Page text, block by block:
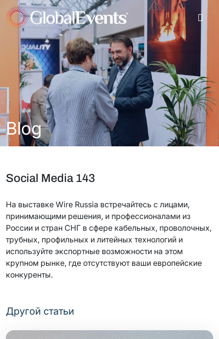
Blog
Social Media 143
На выставке Wire Russia встречайтесь с лицами,
принимающими решения, и профессионалами из
России и стран СНГ в сфере кабельных, проволочных,
трубных, профильных и литейных технологий и
используйте экспортные возможности на этом
крупном рынке, где отсутствуют ваши европейские
конкуренты.
Другой статьи